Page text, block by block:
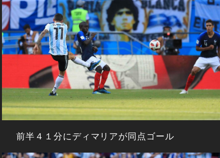
前半４１分にディマリアが同点ゴール